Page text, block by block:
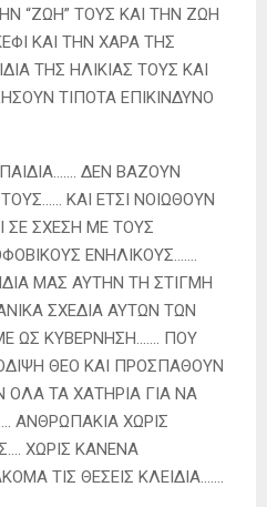
“ΖΩΗ” ΤΟΥΣ ΚΑΙ ΤΗΝ ΖΩΗ
ΚΑΙ ΤΗΝ ΧΑΡΑ ΤΗΣ
ΤΗΣ ΗΛΙΚΙΑΣ ΤΟΥΣ ΚΑΙ
ΤΙΠΟΤΑ ΕΠΙΚΙΝΔΥΝΟ
ΔΕΝ ΒΑΖΟΥΝ
ΚΑΙ ΕΤΣΙ ΝΟΙΩΘΟΥΝ
ΣΕ ΣΧΕΣΗ ΜΕ ΤΟΥΣ
ΕΝΗΛΙΚΟΥΣ…….
ΜΑΣ ΑΥΤΗΝ ΤΗ ΣΤΙΓΜΗ
ΣΧΕΔΙΑ ΑΥΤΩΝ ΤΩΝ
ΩΣ ΚΥΒΕΡΝΗΣΗ……. ΠΟΥ
ΘΕΟ ΚΑΙ ΠΡΟΣΠΑΘΟΥΝ
ΤΑ ΧΑΤΗΡΙΑ ΓΙΑ ΝΑ
ΑΝΘΡΩΠΑΚΙΑ ΧΩΡΙΣ
ΧΩΡΙΣ ΚΑΝΕΝΑ
ΤΙΣ ΘΕΣΕΙΣ ΚΛΕΙΔΙΑ…….